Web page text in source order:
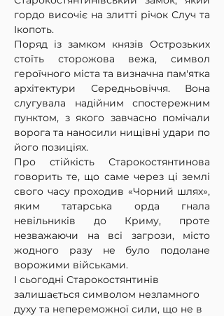
гордо височіє на злитті річок Случ та
Ікопоть.
Поряд із замком князів Острозьких
стоїть сторожова вежа, символ
героїчного міста та визначна пам'ятка
архітектури Середньовіччя. Вона
слугувала надійним спостережним
пунктом, з якого завчасно помічали
ворога та наносили нищівні удари по
його позиціях.
Про стійкість Старокостянтинова
говорить те, що саме через ці землі
свого часу проходив «Чорний шлях»,
яким татарська орда гнала
невільників до Криму, проте
незважаючи на всі загрози, місто
жодного разу не було подолане
ворожими військами.
І сьогодні Старокостянтинів
залишається символом незламного
духу та непереможної сили, що не в